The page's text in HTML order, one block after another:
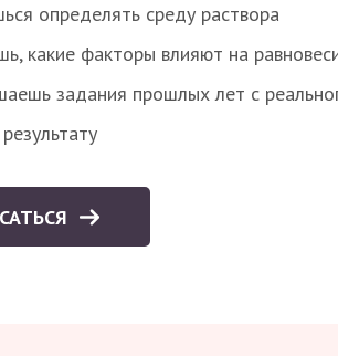
определять среду раствора
какие факторы влияют на
задания прошлых лет с